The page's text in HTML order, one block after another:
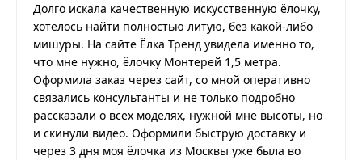
Долго искала качественную искусственную ёлочку,
хотелось найти полностью литую, без какой-либо
мишуры. На сайте Ёлка Тренд увидела именно то,
что мне нужно, ёлочку Монтерей 1,5 метра.
Оформила заказ через сайт, со мной оперативно
связались консультанты и не только подробно
рассказали о всех моделях, нужной мне высоты, но
и скинули видео. Оформили быструю доставку и
через 3 дня моя ёлочка из Москвы уже была во